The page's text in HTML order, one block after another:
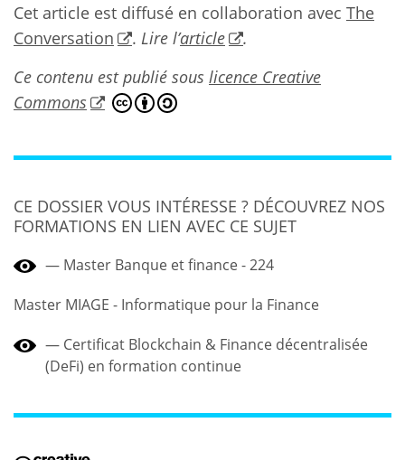
Cet article est diffusé en collaboration avec The
Conversation
. Lire l’article
.
Ce contenu est publié sous licence Creative
Commons
CE DOSSIER VOUS INTÉRESSE ? DÉCOUVREZ NOS
FORMATIONS EN LIEN AVEC CE SUJET
Master Banque et finance - 224
Master MIAGE - Informatique pour la Finance
Certificat Blockchain & Finance décentralisée
(DeFi) en formation continue